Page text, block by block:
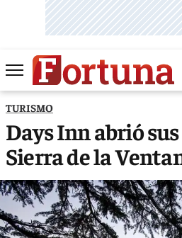
TURISMO
Days Inn abrió
Sierra de la